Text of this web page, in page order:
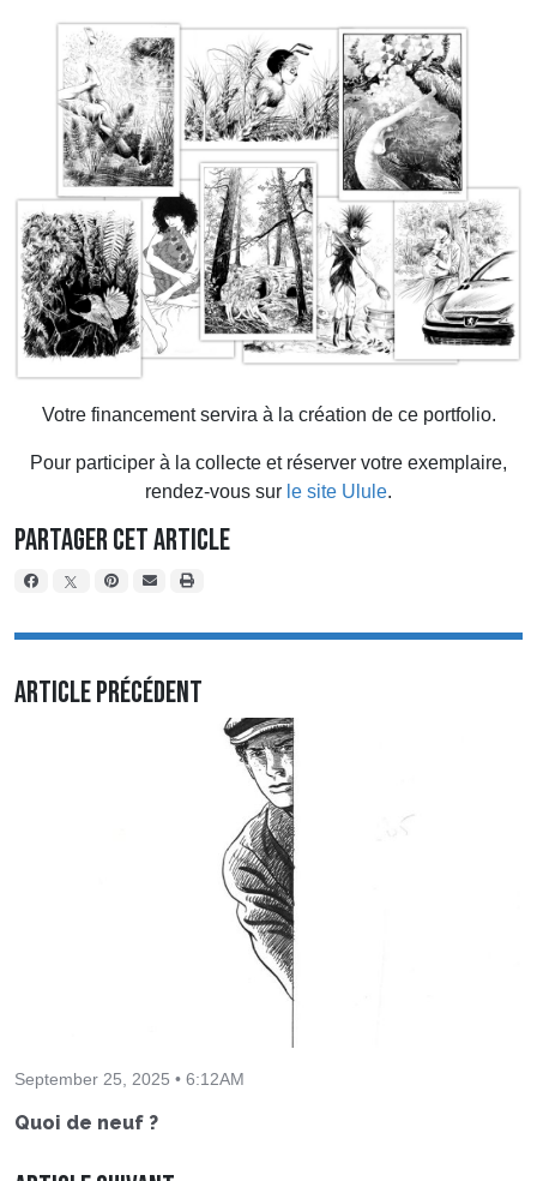
Votre financement servira à la création de ce portfolio.
Pour participer à la collecte et réserver votre exemplaire,
rendez-vous sur le site Ulule.
Partager cet article
Article précédent
September 25, 2025 • 6:12AM
Quoi de neuf ?